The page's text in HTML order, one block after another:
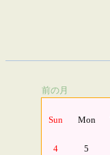
前の月
Sun Mon
4
5